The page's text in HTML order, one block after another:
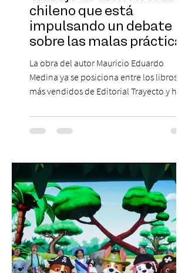
chileno que está
impulsando un debate
sobre las malas prácticas
laborales y el futuro del
trabajo
La obra del autor Mauricio Eduardo
Medina ya se posiciona entre los libros
más vendidos de Editorial Trayecto y ha
para mejorar los procesos de selección
laboral en Chile. En un contexto donde el
experiencias laborales forman parte de la
realidad de miles de trabajadores, Trabajo
de Monos – Reflexiones de la Selva
Corporativa, del autor Mauricio Eduardo
Medina, ha trascendido el ámbito editorial